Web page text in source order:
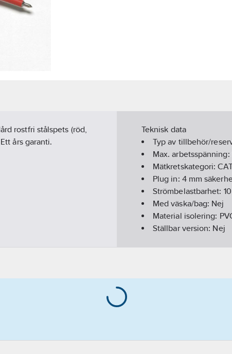
rostfri stålspets (röd,
års garanti.
Teknisk data
Typ av tillbehör/
Max. arbetsspänning:
Mätkretskategori:
Plug in: 4 mm
Strömbelastbarhet: 10
Med väska/bag: Nej
Material isolering:
Ställbar version: Nej